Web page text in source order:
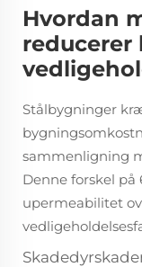
Hvordan
reducerer
Stålbygninger
sammenligning
Denne forskel på
upermeabilitet